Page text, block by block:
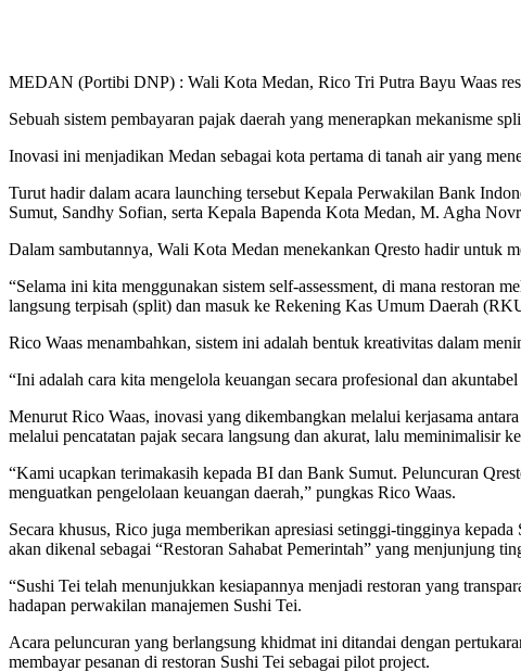
MEDAN (Portibi DNP) : Wali Kota Medan, Rico Tri Putra Bayu Waas
Sebuah sistem pembayaran pajak daerah yang menerapkan mekanisme
Inovasi ini menjadikan Medan sebagai kota pertama di tanah air yang
Turut hadir dalam acara launching tersebut Kepala Perwakilan Bank
Sumut, Sandhy Sofian, serta Kepala Bapenda Kota Medan, M. Agha
Dalam sambutannya, Wali Kota Medan menekankan Qresto hadir untuk
“Selama ini kita menggunakan sistem self-assessment, di mana restoran
langsung terpisah (split) dan masuk ke Rekening Kas Umum Daerah
Rico Waas menambahkan, sistem ini adalah bentuk kreativitas dalam
“Ini adalah cara kita mengelola keuangan secara profesional dan
Menurut Rico Waas, inovasi yang dikembangkan melalui kerjasama
melalui pencatatan pajak secara langsung dan akurat, lalu meminimalisir
“Kami ucapkan terimakasih kepada BI dan Bank Sumut. Peluncuran
menguatkan pengelolaan keuangan daerah,” pungkas Rico Waas.
Secara khusus, Rico juga memberikan apresiasi setinggi-tingginya
akan dikenal sebagai “Restoran Sahabat Pemerintah” yang menjunjung
“Sushi Tei telah menunjukkan kesiapannya menjadi restoran yang
hadapan perwakilan manajemen Sushi Tei.
Acara peluncuran yang berlangsung khidmat ini ditandai dengan
membayar pesanan di restoran Sushi Tei sebagai pilot project.